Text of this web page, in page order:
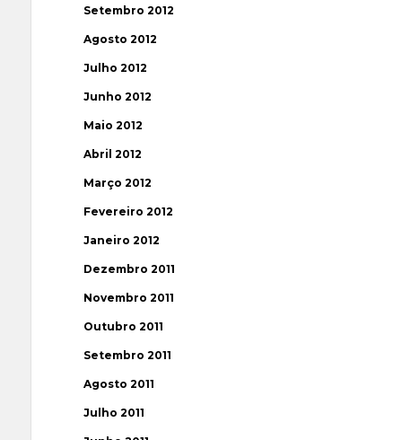
Setembro 2012
Agosto 2012
Julho 2012
Junho 2012
Maio 2012
Abril 2012
Março 2012
Fevereiro 2012
Janeiro 2012
Dezembro 2011
Novembro 2011
Outubro 2011
Setembro 2011
Agosto 2011
Julho 2011